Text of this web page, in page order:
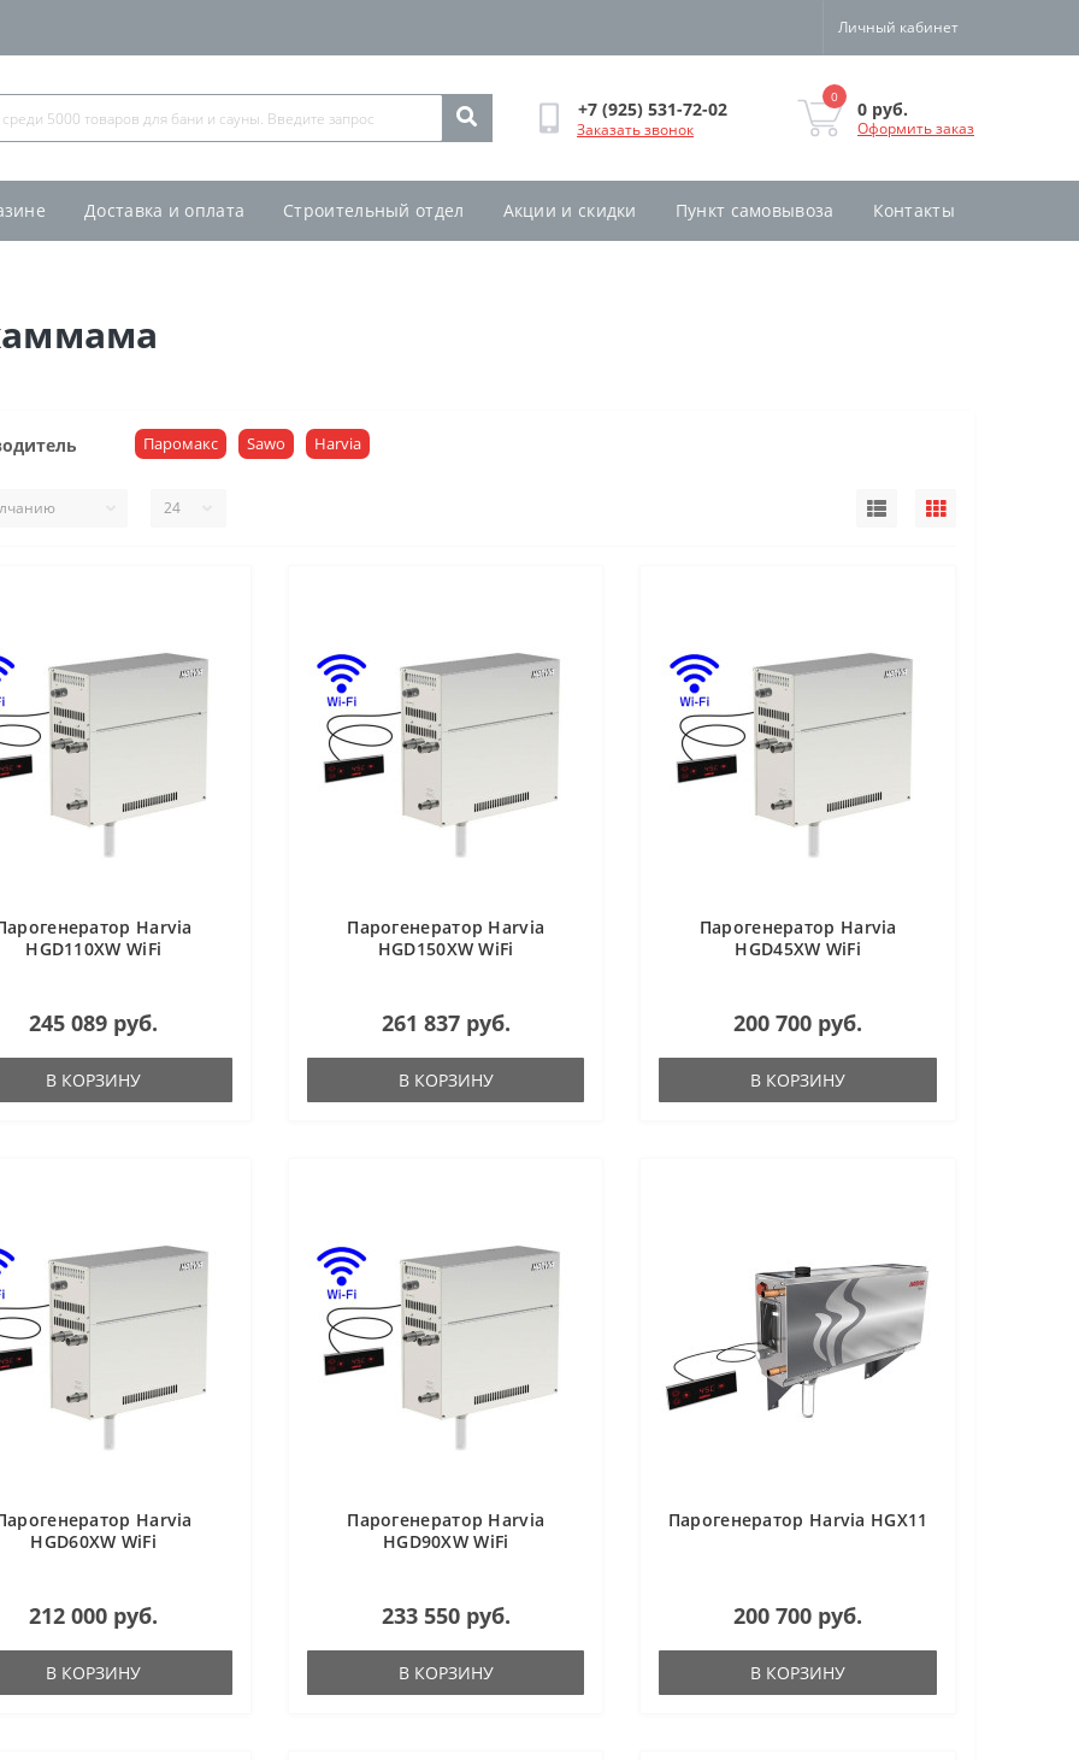
Личный кабинет
+7 (925) 531-72-02
Заказать звонок
0
0 руб.
Оформить заказ
Доставка и оплата Строительный отдел Акции и скидки Пункт самовывоза Контакты
Паромакс Sawo Harvia
Harvia
HGD110XW WiFi
245 089 руб.
В КОРЗИНУ
Парогенератор Harvia
HGD150XW WiFi
261 837 руб.
В КОРЗИНУ
Парогенератор Harvia
HGD45XW WiFi
200 700 руб.
В КОРЗИНУ
Harvia
HGD60XW WiFi
212 000 руб.
В КОРЗИНУ
Парогенератор Harvia
HGD90XW WiFi
233 550 руб.
В КОРЗИНУ
Парогенератор Harvia HGX11
200 700 руб.
В КОРЗИНУ